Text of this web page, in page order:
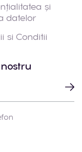
și
datelor
si Conditii